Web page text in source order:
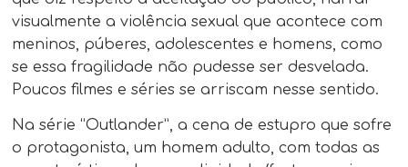
visualmente a violência sexual que acontece com
meninos, púberes, adolescentes e homens, como
se essa fragilidade não pudesse ser desvelada.
Poucos filmes e séries se arriscam nesse sentido.
Na série “Outlander”, a cena de estupro que sofre
o protagonista, um homem adulto, com todas as